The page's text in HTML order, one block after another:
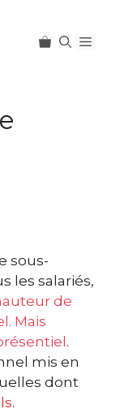
sous-
les salariés,
de
Mais
.
mis en
dont
.